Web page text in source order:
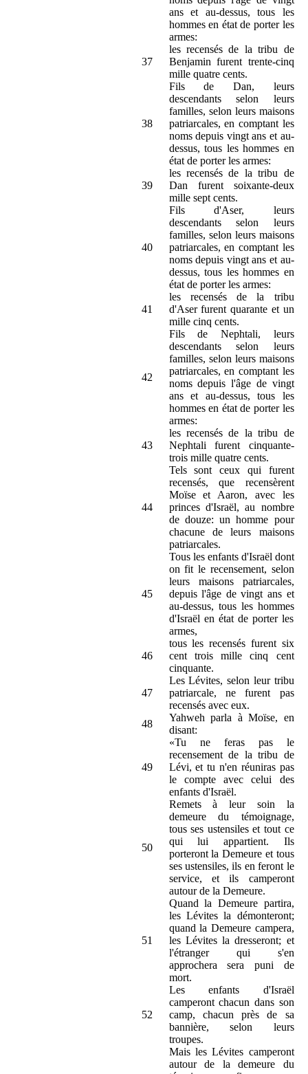
ans et au-dessus, tous les
hommes en état de porter les
armes:
37
les recensés de la tribu de
Benjamin furent trente-cinq
mille quatre cents.
38
Fils de Dan, leurs
descendants selon leurs
familles, selon leurs maisons
patriarcales, en comptant les
noms depuis vingt ans et au-
dessus, tous les hommes en
état de porter les armes:
39
les recensés de la tribu de
Dan furent soixante-deux
mille sept cents.
40
Fils d'Aser, leurs
descendants selon leurs
familles, selon leurs maisons
patriarcales, en comptant les
noms depuis vingt ans et au-
dessus, tous les hommes en
état de porter les armes:
41
les recensés de la tribu
d'Aser furent quarante et un
mille cinq cents.
42
Fils de Nephtali, leurs
descendants selon leurs
familles, selon leurs maisons
patriarcales, en comptant les
noms depuis l'âge de vingt
ans et au-dessus, tous les
hommes en état de porter les
armes:
43
les recensés de la tribu de
Nephtali furent cinquante-
trois mille quatre cents.
44
Tels sont ceux qui furent
recensés, que recensèrent
Moïse et Aaron, avec les
princes d'Israël, au nombre
de douze: un homme pour
chacune de leurs maisons
patriarcales.
45
Tous les enfants d'Israël dont
on fit le recensement, selon
leurs maisons patriarcales,
depuis l'âge de vingt ans et
au-dessus, tous les hommes
d'Israël en état de porter les
armes,
46
tous les recensés furent six
cent trois mille cinq cent
cinquante.
47
Les Lévites, selon leur tribu
patriarcale, ne furent pas
recensés avec eux.
48
Yahweh parla à Moïse, en
disant:
49
«Tu ne feras pas le
recensement de la tribu de
Lévi, et tu n'en réuniras pas
le compte avec celui des
enfants d'Israël.
50
Remets à leur soin la
demeure du témoignage,
tous ses ustensiles et tout ce
qui lui appartient. Ils
porteront la Demeure et tous
ses ustensiles, ils en feront le
service, et ils camperont
autour de la Demeure.
51
Quand la Demeure partira,
les Lévites la démonteront;
quand la Demeure campera,
les Lévites la dresseront; et
l'étranger qui s'en
approchera sera puni de
mort.
52
Les enfants d'Israël
camperont chacun dans son
camp, chacun près de sa
bannière, selon leurs
troupes.
Mais les Lévites camperont
autour de la demeure du